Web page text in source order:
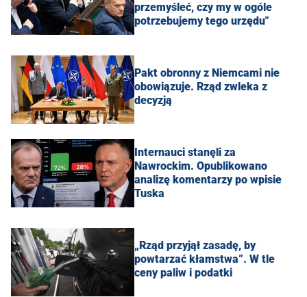
przemyśleć, czy my w ogóle
potrzebujemy tego urzędu"
Pakt obronny z Niemcami nie
obowiązuje. Rząd zwleka z
decyzją
Internauci stanęli za
Nawrockim. Opublikowano
analizę komentarzy po wpisie
Tuska
„Rząd przyjął zasadę, by
powtarzać kłamstwa”. W tle
ceny paliw i podatki